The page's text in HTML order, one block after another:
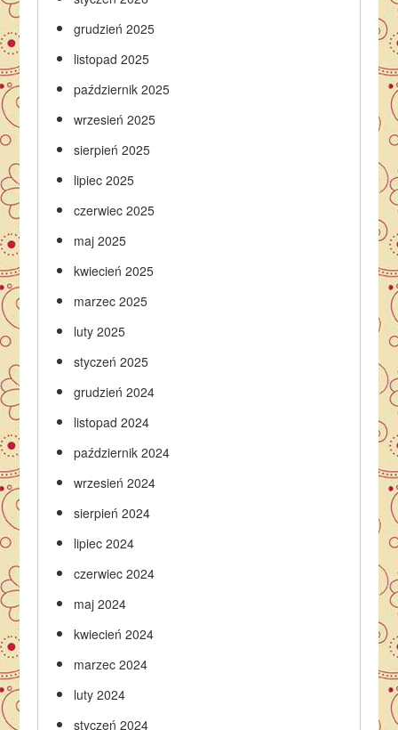
grudzień 2025
listopad 2025
październik 2025
wrzesień 2025
sierpień 2025
lipiec 2025
czerwiec 2025
maj 2025
kwiecień 2025
marzec 2025
luty 2025
styczeń 2025
grudzień 2024
listopad 2024
październik 2024
wrzesień 2024
sierpień 2024
lipiec 2024
czerwiec 2024
maj 2024
kwiecień 2024
marzec 2024
luty 2024
styczeń 2024